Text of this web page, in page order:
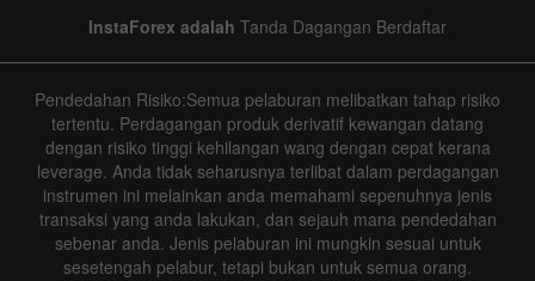
InstaForex adalah Tanda Dagangan Berdaftar
Pendedahan Risiko:Semua pelaburan melibatkan tahap risiko
tertentu. Perdagangan produk derivatif kewangan datang
dengan risiko tinggi kehilangan wang dengan cepat kerana
leverage. Anda tidak seharusnya terlibat dalam perdagangan
instrumen ini melainkan anda memahami sepenuhnya jenis
transaksi yang anda lakukan, dan sejauh mana pendedahan
sebenar anda. Jenis pelaburan ini mungkin sesuai untuk
sesetengah pelabur, tetapi bukan untuk semua orang.